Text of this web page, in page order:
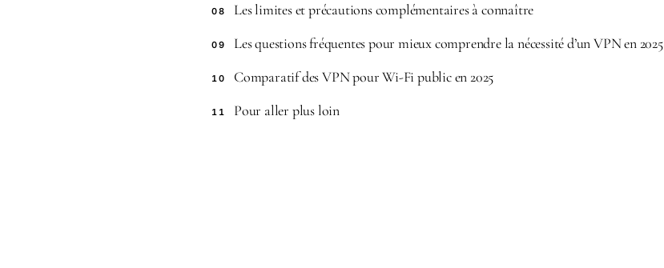
08 Les limites et précautions complémentaires à connaître
09 Les questions fréquentes pour mieux comprendre la nécessité d’un VPN en 2025
10 Comparatif des VPN pour Wi-Fi public en 2025
11 Pour aller plus loin